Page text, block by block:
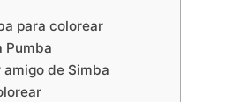
para colorear
Pumba
de Simba